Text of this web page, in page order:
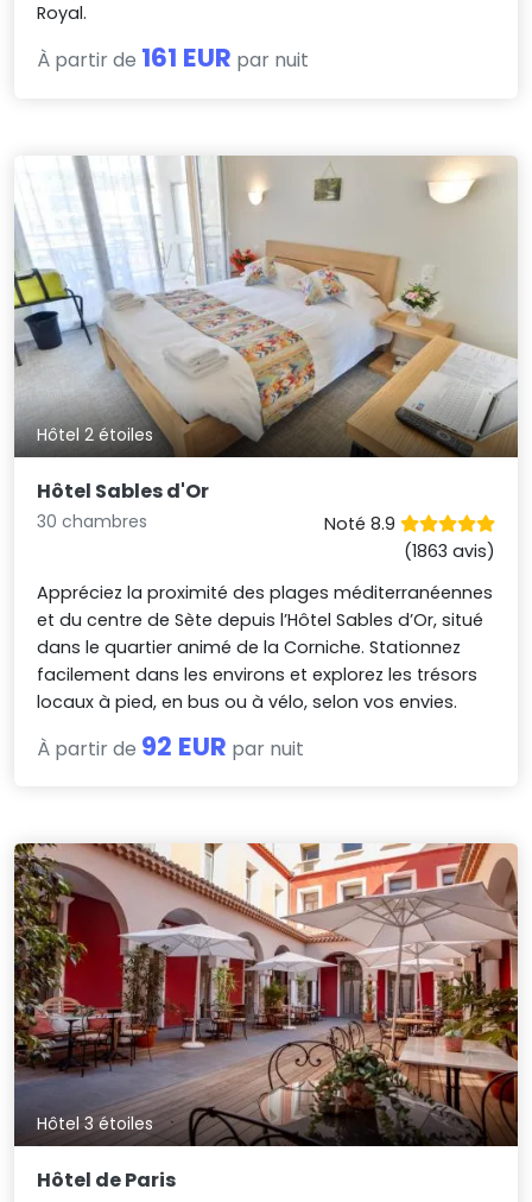
Royal.
À partir de 161 EUR par nuit
Hôtel 2 étoiles
Hôtel Sables d'Or
30 chambres
Noté 8.9
(1863 avis)
Appréciez la proximité des plages méditerranéennes
et du centre de Sète depuis l’Hôtel Sables d’Or, situé
dans le quartier animé de la Corniche. Stationnez
facilement dans les environs et explorez les trésors
locaux à pied, en bus ou à vélo, selon vos envies.
À partir de 92 EUR par nuit
Hôtel 3 étoiles
Hôtel de Paris